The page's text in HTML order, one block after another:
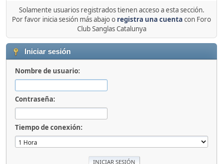
Solamente usuarios registrados tienen acceso a esta sección.
Por favor inicia sesión más abajo o registra una cuenta con Foro
Club Sanglas Catalunya
Iniciar sesión
Nombre de usuario:
Contraseña:
Tiempo de conexión: